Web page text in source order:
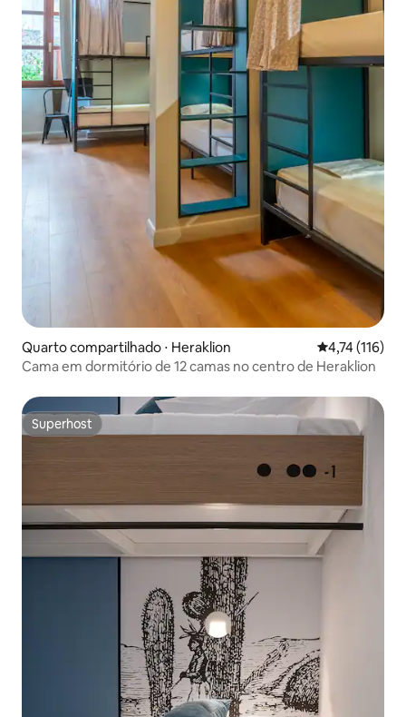
Quarto compartilhado ⋅ Heraklion 4,74 de uma
4,74 (116)
Cama em dormitório de 12 camas no centro de Heraklion
Superhost
Superhost